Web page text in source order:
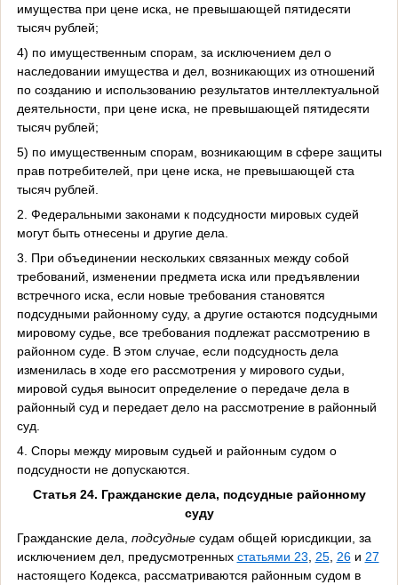
имущества при цене иска, не превышающей пятидесяти
тысяч рублей;
4) по имущественным спорам, за исключением дел о
наследовании имущества и дел, возникающих из отношений
по созданию и использованию результатов интеллектуальной
деятельности, при цене иска, не превышающей пятидесяти
тысяч рублей;
5) по имущественным спорам, возникающим в сфере защиты
прав потребителей, при цене иска, не превышающей ста
тысяч рублей.
2. Федеральными законами к подсудности мировых судей
могут быть отнесены и другие дела.
3. При объединении нескольких связанных между собой
требований, изменении предмета иска или предъявлении
встречного иска, если новые требования становятся
подсудными районному суду, а другие остаются подсудными
мировому судье, все требования подлежат рассмотрению в
районном суде. В этом случае, если подсудность дела
изменилась в ходе его рассмотрения у мирового судьи,
мировой судья выносит определение о передаче дела в
районный суд и передает дело на рассмотрение в районный
суд.
4. Споры между мировым судьей и районным судом о
подсудности не допускаются.
Статья 24. Гражданские дела, подсудные районному
суду
Гражданские дела, подсудные судам общей юрисдикции, за
исключением дел, предусмотренных статьями 23 25, 26и 27
настоящего Кодекса, рассматриваются районным судом в